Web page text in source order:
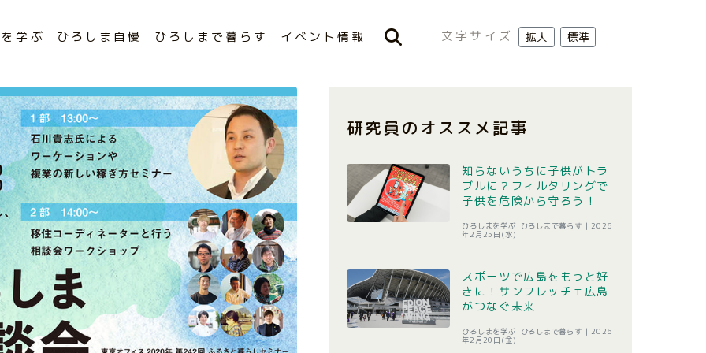
学ぶ ひろしま自慢 ひろしまで暮らす イベント情報 文字サイズ 拡大 標準
研究員のオススメ記事
知らないうちに子供がトラ
ブルに？フィルタリングで
子供を危険から守ろう！
ひろしまを学ぶ･ひろしまで暮らす | 2026
年2月25日(水)
スポーツで広島をもっと好
きに！サンフレッチェ広島
がつなぐ未来
ひろしまを学ぶ･ひろしまで暮らす | 2026
年2月20日(金)